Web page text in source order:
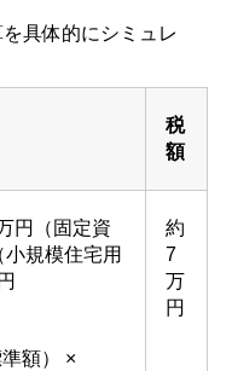
具体的にシミュレ
税
額
円（固定資
規模住宅用
額） ×
約
7
万
円